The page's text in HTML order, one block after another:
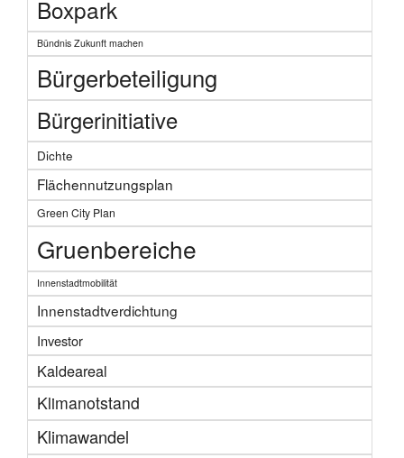
Boxpark
Bündnis Zukunft machen
Bürgerbeteiligung
Bürgerinitiative
Dichte
Flächennutzungsplan
Green City Plan
Gruenbereiche
Innenstadtmobilität
Innenstadtverdichtung
Investor
Kaldeareal
Klimanotstand
Klimawandel